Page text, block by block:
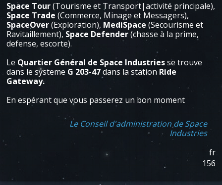
Space Tour(Tourisme et Transport|activité principale),
Space Trade (Commerce, Minage et Messagers),
SpaceOver(Exploration), MediSpace (Secourisme et
Ravitaillement), Space Defender(chasse à la prime,
defense, escorte).
Le Quartier Général de Space Industriesse trouve
dans le systeme G 203-47dans la station Ride
Gateway.
En espérant que vous passerez un bon moment
Le Conseil d'administration de Space
Industries
fr
156